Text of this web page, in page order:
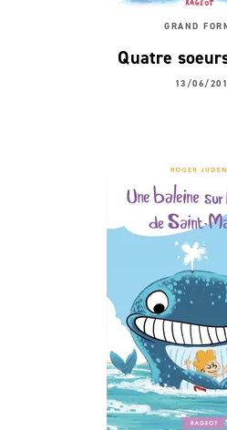
GRAND
Quatre
13/06/